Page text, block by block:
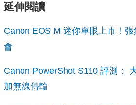
延伸閱讀
Canon EOS M 迷你單眼上市！
會
Canon PowerShot S110 評測：
加無線傳輸